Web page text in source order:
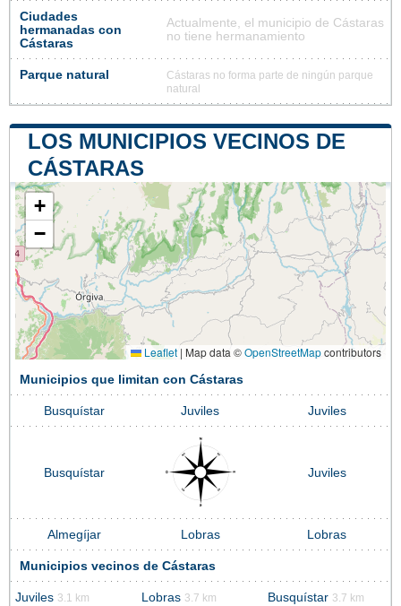
Ciudades
hermanadas con
Cástaras
Actualmente, el municipio de Cástaras
no tiene hermanamiento
Parque natural
Cástaras no forma parte de ningún parque
natural
LOS MUNICIPIOS VECINOS DE
CÁSTARAS
+
−
Leaflet | Map data ©OpenStreetMapcontributors
Municipios que limitan con Cástaras
Busquístar Juviles Juviles
Busquístar Juviles
Almegíjar Lobras Lobras
Municipios vecinos de Cástaras
Juviles 3.1 km Lobras 3.7 km Busquístar 3.7 km